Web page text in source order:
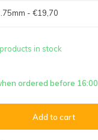
- €19,70
in stock
ordered before 16:00
Add to cart